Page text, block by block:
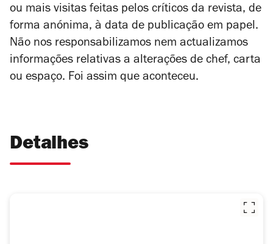
ou mais visitas feitas pelos críticos da revista, de
forma anónima, à data de publicação em papel.
Não nos responsabilizamos nem actualizamos
informações relativas a alterações de chef, carta
ou espaço. Foi assim que aconteceu.
Detalhes